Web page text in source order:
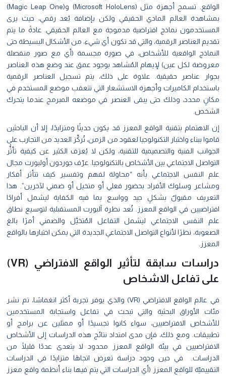
الواقع. تسمح أجهزة مثل (Microsoft HoloLens) و(Magic Leap One)
بمشاهدة العالم المادي الحقيقي ولكن بإضافة بُعد رقمي، حيث يرى
المستخدمون نماذج افتراضية مدموجة مع العالم الحقيقي. عادةً ما يتم
تقديم العناصر الرقمية، والتي قد تكون أي شيء، من الأشكال البسيطة حتى
النماذج الواقعية للأشخاص، في صورة مجسمة (أي مع صور منفصلة
معروضة لكل عين) لإيهام المُشاهد بوجود عمق عند وضع هذه العناصر
بجوار عناصر حقيقية. علاوة على ذلك، يتم تسجيل العناصر الرقمية
باستخدام الكاميرات وأجهزة الاستشعار التي تتعقب موضع المستخدم في
مكانٍ محدد، وذلك حتى يبقى العنصر في موضعه المبرمج عندما يتحرك
الشخص.
إن الاهتمام بتقنية الواقع المعزز قد يكون حديثًا ومتزايدًا، إلا أن الباحثين
قاموا ببناء واختبار التكنولوجيا لعقود من الزمن، تُركِّز العديد من التجارب على
الجوانب الفنية والتصميمية للتقنية، ولكن لا يُعرَف الكثير عن كيفية تأثُّر
التواصل الاجتماعي بين الأشخاص بالتكنولوجيا. عرّف جوردون أولبورت مجال
علم النفس الاجتماعي بأنه “محاولة لفهم وتفسير كيف تتأثر أفكار
ومشاعر وسلوك الأفراد بحضور فعلي أو متخيل أو ضمني لآخرين”. هذا
التعريف مقبولٌ بشكلٍ جيد وواسع بما فيه الكفاية ليشمل أفرادًا
افتراضيين في الواقع المعزز. تُعد نظرة آلبورت المستقبلية لتوسيع نطاق
علم النفس الاجتماعي ليشمل التفاعل المُتخيَّل والضمني أمرًا بالغ
الصعوبة، نظرًا لأنواع التواصل الاجتماعي الجديدة التي يمكن اختبارها بالواقع
المعزز.
دراسات سابقة لتأثير الواقع الافتراضي (VR)
على تفاعل الاشخاص
في عالم الواقع الافتراضي (VR) والذي يوفر تجربة أكثر انغماسًا، تم نشر
مئات الأوراق البحثية والتي تبحث في تفاعل واستجابة المستخدمين
للأشخاص الافتراضيين، سواء كانوا تجسيدًا أو ممثلين عن برامج أو
تطبيقات. ومع ذلك، فإن مدى امتداد نتائج هذه الدراسات إلى الأشخاص
الافتراضيين في بيئة الواقع المعزز محدود لا يتعدى عددًا قليلًا من
الدراسات. في حين وجود دراسة تعرض اتجاهًا متزايدًا في الدراسات
التقييميّة للواقع المعزز (أي الدراسات التي يتم فيها بناء أنظمة واقع معزز